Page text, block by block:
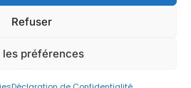
Refuser
les préférencesRèglement intérieur